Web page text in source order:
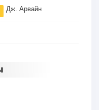
Дж. Арвайн